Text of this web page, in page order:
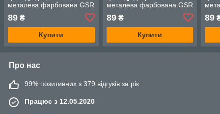
металева фарбована GSR
62_30 графіт (RAL 7024)
89 ₴
Купити
металева фарбована GSR
89₴
Купити
89
Про нас
99% позитивних з 379 відгуків за рік
Працює з 12.05.2020